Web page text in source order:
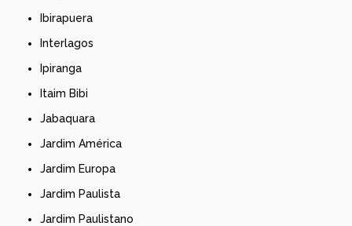
Ibirapuera
Interlagos
Ipiranga
Itaim Bibi
Jabaquara
Jardim América
Jardim Europa
Jardim Paulista
Jardim Paulistano